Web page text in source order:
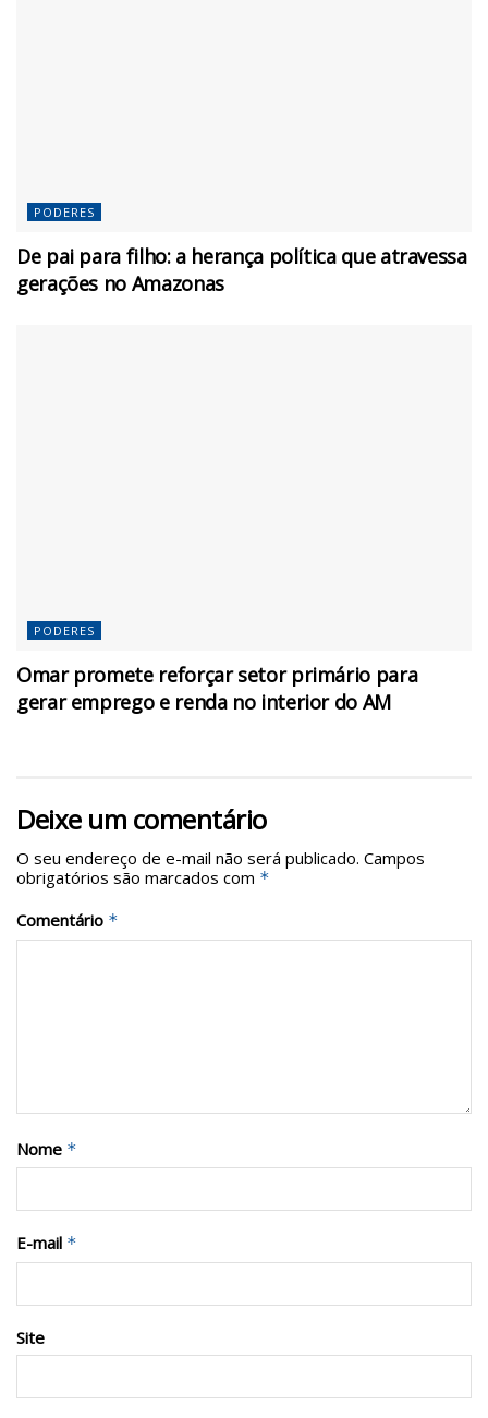
PODERES
De pai para filho: a herança política que atravessa
gerações no Amazonas
PODERES
Omar promete reforçar setor primário para
gerar emprego e renda no interior do AM
Deixe um comentário
O seu endereço de e-mail não será publicado. Campos
obrigatórios são marcados com *
Comentário *
Nome *
E-mail *
Site